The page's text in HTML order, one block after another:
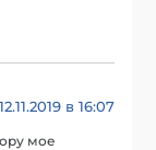
12.11.2019 в 16:07
мое